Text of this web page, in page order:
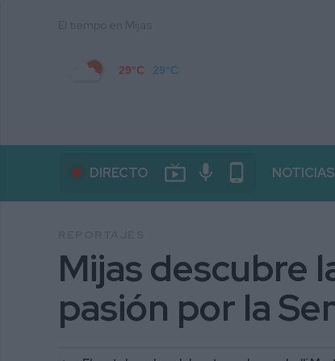
29°C 29°C
DIRECTO live_tv mic phone_android NOTICIAS
Mijas descubre
pasión por la